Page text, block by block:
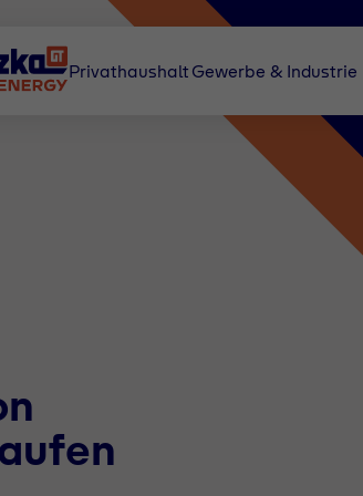
Privathaushalt Gewerbe & Industrie